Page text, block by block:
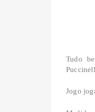
Tudo
Jogo